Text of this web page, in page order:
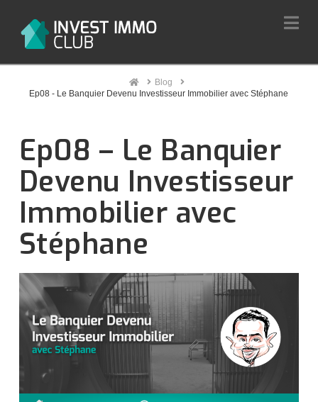
HomeBlog
Ep08 - Le Banquier Devenu Investisseur Immobilier avec Stéphane
Ep08 – Le Banquier
Devenu Investisseur
Immobilier avec
Stéphane